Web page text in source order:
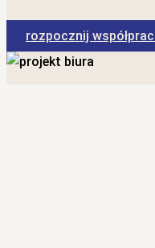
rozpocznij